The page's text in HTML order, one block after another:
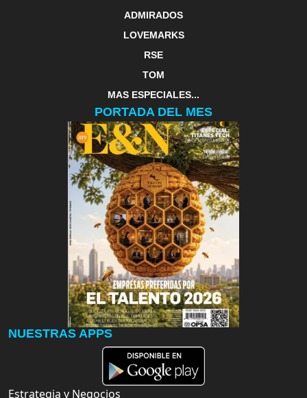
ADMIRADOS
LOVEMARKS
RSE
TOM
MAS ESPECIALES...
PORTADA DEL MES
NUESTRAS APPS
Estrategia y Negocios